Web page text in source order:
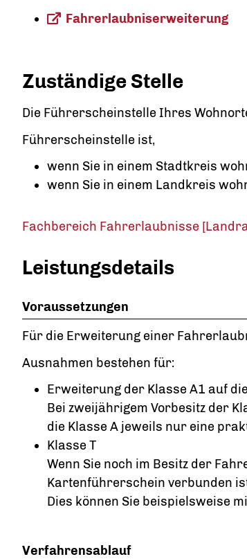
Fahrerlaubniserweiterung
Zuständige Stelle
Die Führerscheinstelle Ihres
Führerscheinstelle ist,
wenn Sie in einem Stadtkreis
wenn Sie in einem Landkreis
Fachbereich Fahrerlaubnisse
Leistungsdetails
Voraussetzungen
Für die Erweiterung einer
Ausnahmen bestehen für:
Erweiterung der Klasse A1 auf
Bei zweijährigem Vorbesitz der
die Klasse A jeweils nur eine
Klasse T
Wenn Sie noch im Besitz der
Kartenführerschein verbunden
Dies können Sie beispielsweise
Verfahrensablauf